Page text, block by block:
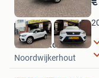
Mijn
W.T.B. Automotive
Noordwijkerhout